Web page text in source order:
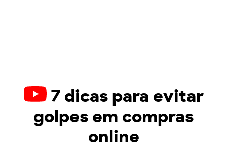
7 dicas para evitar
golpes em compras
online